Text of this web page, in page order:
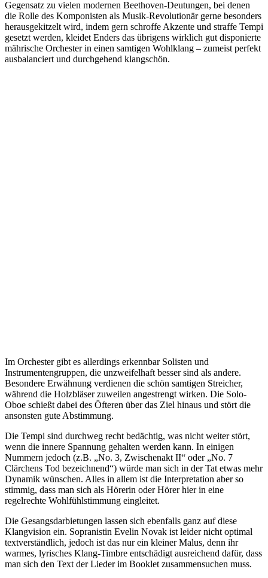
Gegensatz zu vielen modernen Beethoven-Deutungen, bei denen
die Rolle des Komponisten als Musik-Revolutionär gerne besonders
herausgekitzelt wird, indem gern schroffe Akzente und straffe Tempi
gesetzt werden, kleidet Enders das übrigens wirklich gut disponierte
mährische Orchester in einen samtigen Wohlklang – zumeist perfekt
ausbalanciert und durchgehend klangschön.
Im Orchester gibt es allerdings erkennbar Solisten und
Instrumentengruppen, die unzweifelhaft besser sind als andere.
Besondere Erwähnung verdienen die schön samtigen Streicher,
während die Holzbläser zuweilen angestrengt wirken. Die Solo-
Oboe schießt dabei des Öfteren über das Ziel hinaus und stört die
ansonsten gute Abstimmung.
Die Tempi sind durchweg recht bedächtig, was nicht weiter stört,
wenn die innere Spannung gehalten werden kann. In einigen
Nummern jedoch (z.B. „No. 3, Zwischenakt II“ oder „No. 7
Clärchens Tod bezeichnend“) würde man sich in der Tat etwas mehr
Dynamik wünschen. Alles in allem ist die Interpretation aber so
stimmig, dass man sich als Hörerin oder Hörer hier in eine
regelrechte Wohlfühlstimmung eingleitet.
Die Gesangsdarbietungen lassen sich ebenfalls ganz auf diese
Klangvision ein. Sopranistin Evelin Novak ist leider nicht optimal
textverständlich, jedoch ist das nur ein kleiner Malus, denn ihr
warmes, lyrisches Klang-Timbre entschädigt ausreichend dafür, dass
man sich den Text der Lieder im Booklet zusammensuchen muss.